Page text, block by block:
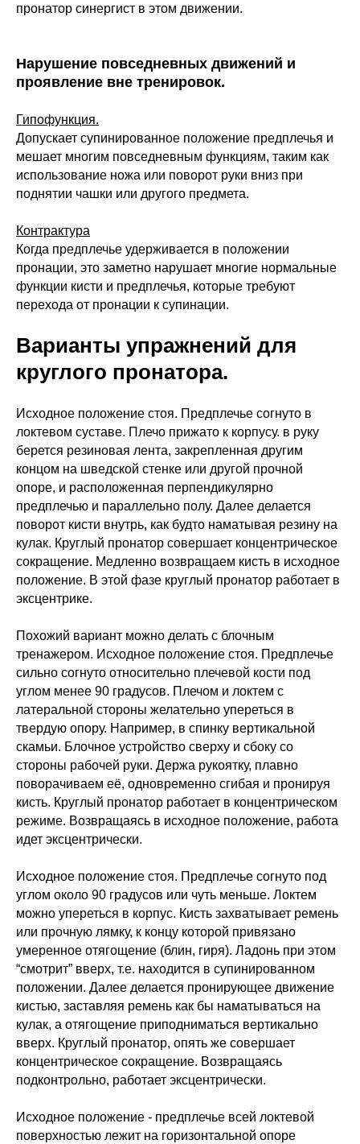
пронатор синергист в этом движении.
Нарушение повседневных движений и
проявление вне тренировок.
Гипофункция.
Допускает супинированное положение предплечья и
мешает многим повседневным функциям, таким как
использование ножа или поворот руки вниз при
поднятии чашки или другого предмета.
Контрактура
Когда предплечье удерживается в положении
пронации, это заметно нарушает многие нормальные
функции кисти и предплечья, которые требуют
перехода от пронации к супинации.
Варианты упражнений для
круглого пронатора.
Исходное положение стоя. Предплечье согнуто в
локтевом суставе. Плечо прижато к корпусу. в руку
берется резиновая лента, закрепленная другим
концом на шведской стенке или другой прочной
опоре, и расположенная перпендикулярно
предплечью и параллельно полу. Далее делается
поворот кисти внутрь, как будто наматывая резину на
кулак. Круглый пронатор совершает концентрическое
сокращение. Медленно возвращаем кисть в исходное
положение. В этой фазе круглый пронатор работает в
эксцентрике.
Похожий вариант можно делать с блочным
тренажером. Исходное положение стоя. Предплечье
сильно согнуто относительно плечевой кости под
углом менее 90 градусов. Плечом и локтем с
латеральной стороны желательно упереться в
твердую опору. Например, в спинку вертикальной
скамьи. Блочное устройство сверху и сбоку со
стороны рабочей руки. Держа рукоятку, плавно
поворачиваем её, одновременно сгибая и пронируя
кисть. Круглый пронатор работает в концентрическом
режиме. Возвращаясь в исходное положение, работа
идет эксцентрически.
Исходное положение стоя. Предплечье согнуто под
углом около 90 градусов или чуть меньше. Локтем
можно упереться в корпус. Кисть захватывает ремень
или прочную лямку, к концу которой привязано
умеренное отягощение (блин, гиря). Ладонь при этом
“смотрит” вверх, т.е. находится в супинированном
положении. Далее делается пронирующее движение
кистью, заставляя ремень как бы наматываться на
кулак, а отягощение приподниматься вертикально
вверх. Круглый пронатор, опять же совершает
концентрическое сокращение. Возвращаясь
подконтрольно, работает эксцентрически.
Исходное положение - предплечье всей локтевой
поверхностью лежит на горизонтальной опоре